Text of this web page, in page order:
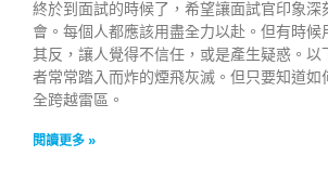
終於到面試的時候了，希望讓面試官印象深
會。每個人都應該用盡全力以赴。但有時候
其反，讓人覺得不信任，或是產生疑惑。以
者常常踏入而炸的煙飛灰滅。但只要知道如
全跨越雷區。
閱讀更多 »